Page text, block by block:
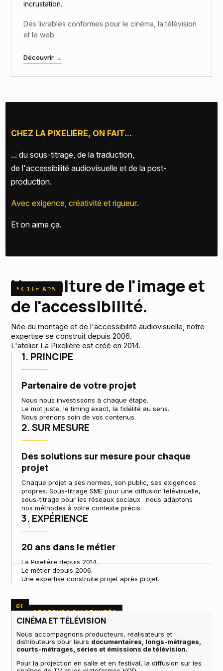
incrustation.
Des livrables conformes pour le cinéma, la télévision
et le web.
Découvrir →
CHEZ LA PIXELIÈRE, ON FAIT...
... du sous-titrage, de la traduction,
de l'accessibilité audiovisuelle et de la post-
production.
Avec exigence, créativité et rigueur.
Et on aime ça.
NOTRE ADN
Une culture de l'image et
de l'accessibilité.
Née du montage et de l'accessibilité audiovisuelle, notre
expertise se construit depuis 2006.
L'atelier La Pixelière est créé en 2014.
1. PRINCIPE
────
Partenaire de votre projet
Nous nous investissons à chaque étape.
Le mot juste, le timing exact, la fidélité au sens.
Nous prenons soin de vos contenus.
2. SUR MESURE
────
Des solutions sur mesure pour chaque
projet
Chaque projet a ses normes, son public, ses exigences
propres. Sous-titrage SME pour une diffusion télévisuelle,
sous-titrage pour les réseaux sociaux : nous adaptons
nos méthodes à votre contexte précis.
3. EXPÉRIENCE
────
20 ans dans le métier
La Pixelière depuis 2014.
Le métier depuis 2006.
Une expertise construite projet après projet.
NOS SECTEURS D'ACTIVITÉS
01
CINÉMA ET TÉLÉVISION
Nous accompagnons producteurs, réalisateurs et
distributeurs pour leurs documentaires, longs-métrages,
courts-métrages, séries et émissions de télévision.
Pour la projection en salle et en festival, la diffusion sur les